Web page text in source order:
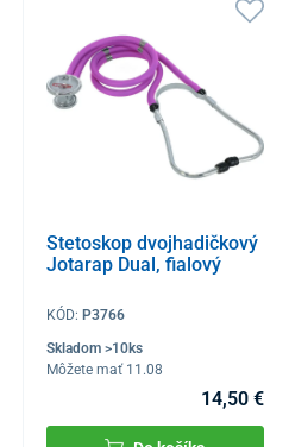
Stetoskop dvojhadičkový
Jotarap Dual, fialový
KÓD: P3766
Skladom >10ks
Môžete mať 11.08
14,50 €